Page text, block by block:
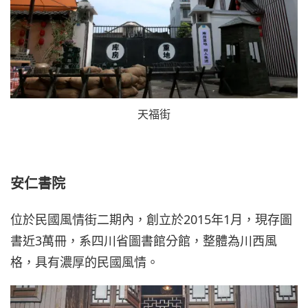
天福街
安仁書院
位於民國風情街二期內，創立於2015年1月，現存圖
書近3萬冊，系四川省圖書館分館，整體為川西風
格，具有濃厚的民國風情。